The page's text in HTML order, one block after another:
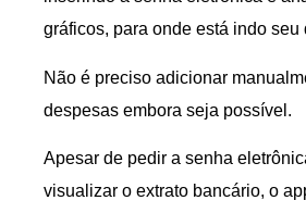
gráficos, para onde está indo seu
Não é preciso adicionar
despesas embora seja possível.
Apesar de pedir a senha
visualizar o extrato bancário, o